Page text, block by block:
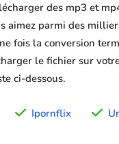
des mp3 et
aimez parmi des
fois la conversion
le fichier sur
ci-dessous.
Ipornflix